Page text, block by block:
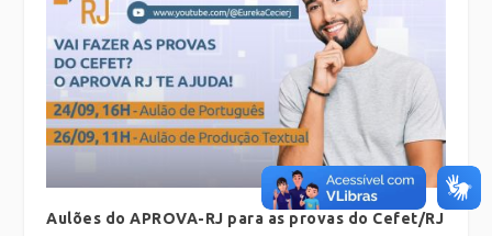
Aulões do APROVA-RJ para as provas do Cefet/RJ